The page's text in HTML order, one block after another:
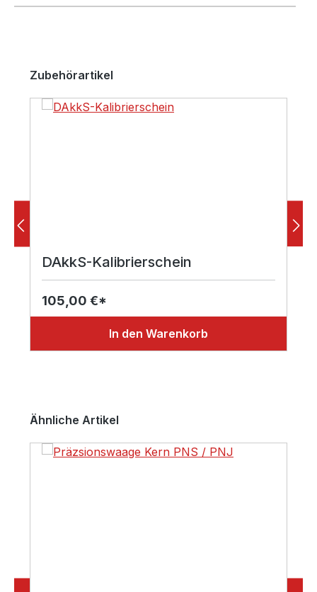
Produktgalerie überspringen
Zubehörartikel
DAkkS-Kalibrierschein
105,00 €*
In den Warenkorb
Produktgalerie überspringen
Ähnliche Artikel